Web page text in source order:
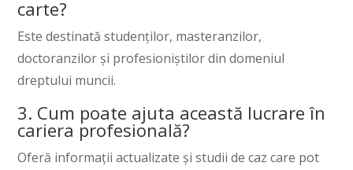
carte?
Este destinată studenților, masteranzilor,
doctoranzilor și profesioniștilor din domeniul
dreptului muncii.
3. Cum poate ajuta această lucrare în
cariera profesională?
Oferă informații actualizate și studii de caz care pot